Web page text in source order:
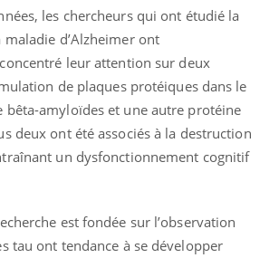
les chercheurs qui ont étudié la
d’Alzheimer ont
leur attention sur deux
de plaques protéiques dans le
bêta-amyloïdes et une autre protéine
deux ont été associés à la destruction
un dysfonctionnement cognitif
est fondée sur l’observation
tau ont tendance à se développer